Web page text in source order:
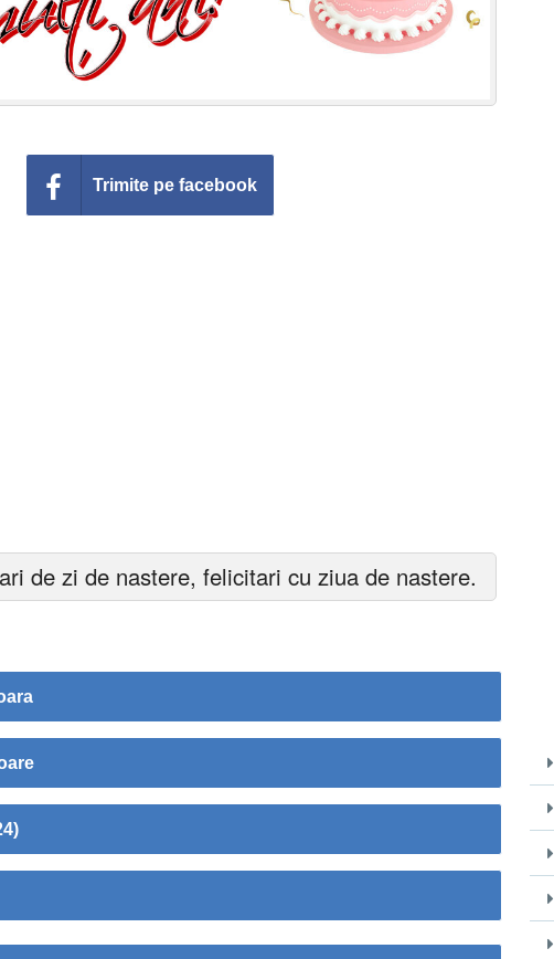
Trimite pe facebook
de zi de nastere, felicitari cu ziua de nastere.